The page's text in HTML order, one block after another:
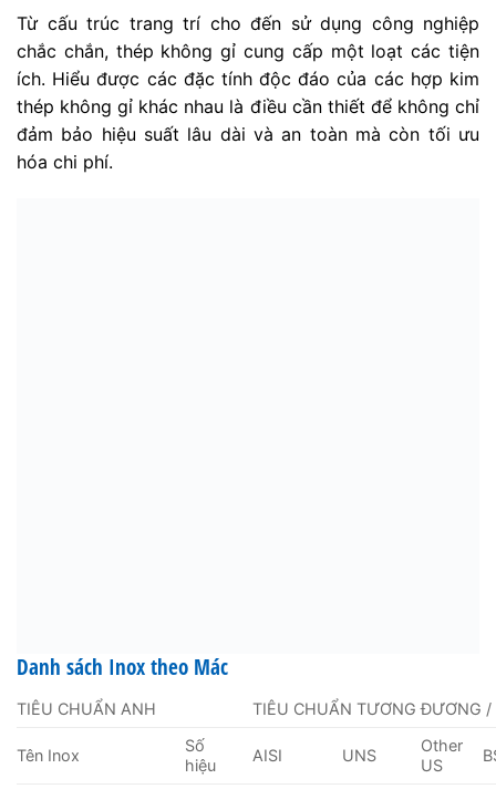
Từ cấu trúc trang trí cho đến sử dụng công nghiệp
chắc chắn, thép không gỉ cung cấp một loạt các tiện
ích. Hiểu được các đặc tính độc đáo của các hợp kim
thép không gỉ khác nhau là điều cần thiết để không chỉ
đảm bảo hiệu suất lâu dài và an toàn mà còn tối ưu
hóa chi phí.
Danh sách Inox theo Mác
TIÊU CHUẨN ANH TIÊU CHUẨN TƯƠNG ĐƯƠNG /
Tên Inox
Số
hiệu
AISI UNS
Other
US